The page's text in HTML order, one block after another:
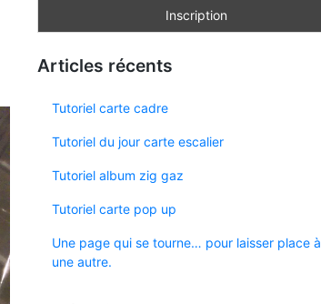
Articles récents
Tutoriel carte cadre
Tutoriel du jour carte escalier
Tutoriel album zig gaz
Tutoriel carte pop up
Une page qui se tourne… pour laisser place à
une autre.